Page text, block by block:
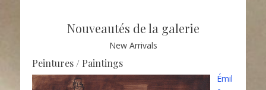
Nouveautés de la galerie
New Arrivals
Peintures / Paintings
Émil